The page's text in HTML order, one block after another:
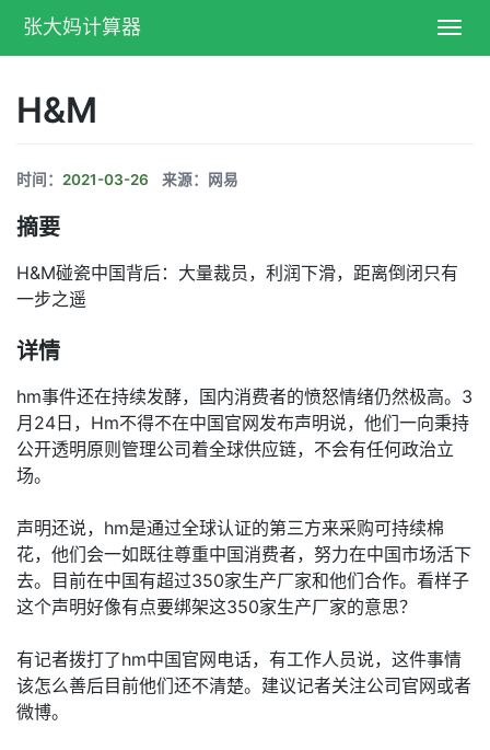
张大妈计算器
H&M
时间： 2021-03-26 来源：网易
摘要
H&M碰瓷中国背后：大量裁员，利润下滑，距离倒闭只有
一步之遥
详情
hm事件还在持续发酵，国内消费者的愤怒情绪仍然极高。3
月24日，Hm不得不在中国官网发布声明说，他们一向秉持
公开透明原则管理公司着全球供应链，不会有任何政治立
场。
声明还说，hm是通过全球认证的第三方来采购可持续棉
花，他们会一如既往尊重中国消费者，努力在中国市场活下
去。目前在中国有超过350家生产厂家和他们合作。看样子
这个声明好像有点要绑架这350家生产厂家的意思？
有记者拨打了hm中国官网电话，有工作人员说，这件事情
该怎么善后目前他们还不清楚。建议记者关注公司官网或者
微博。